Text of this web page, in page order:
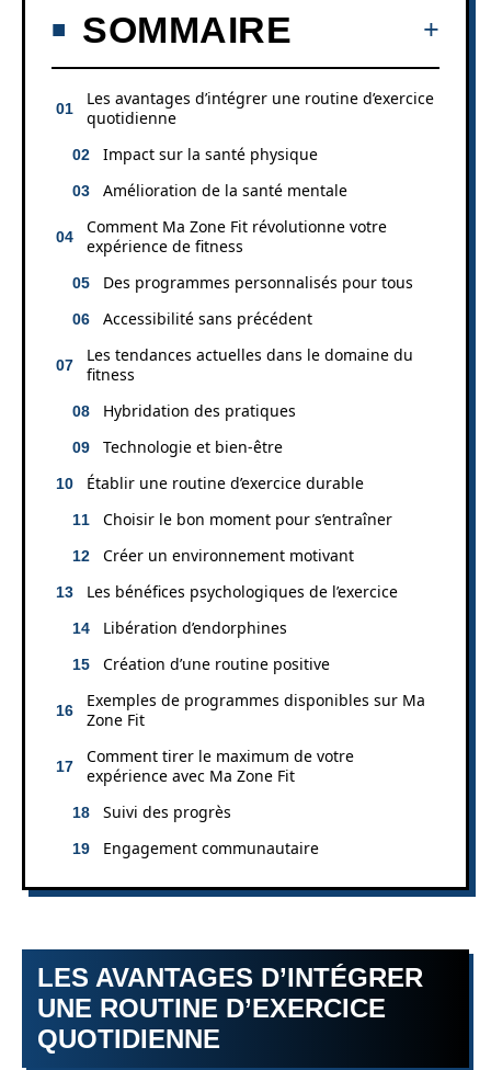
SOMMAIRE
Les avantages d’intégrer une routine d’exercice
quotidienne
Impact sur la santé physique
Amélioration de la santé mentale
Comment Ma Zone Fit révolutionne votre
expérience de fitness
Des programmes personnalisés pour tous
Accessibilité sans précédent
Les tendances actuelles dans le domaine du
fitness
Hybridation des pratiques
Technologie et bien-être
Établir une routine d’exercice durable
Choisir le bon moment pour s’entraîner
Créer un environnement motivant
Les bénéfices psychologiques de l’exercice
Libération d’endorphines
Création d’une routine positive
Exemples de programmes disponibles sur Ma
Zone Fit
Comment tirer le maximum de votre
expérience avec Ma Zone Fit
Suivi des progrès
Engagement communautaire
LES AVANTAGES D’INTÉGRER
UNE ROUTINE D’EXERCICE
QUOTIDIENNE